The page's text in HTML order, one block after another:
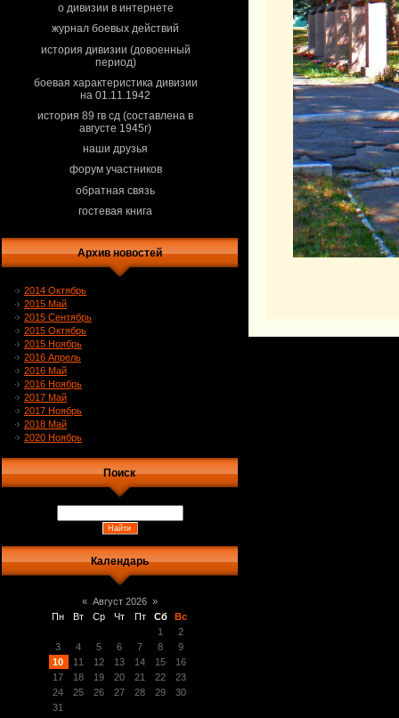
о дивизии в интернете
журнал боевых действий
история дивизии (довоенный
период)
боевая характеристика дивизии
на 01.11.1942
история 89 гв сд (составлена в
августе 1945г)
наши друзья
форум участников
обратная связь
гостевая книга
Архив новостей
2014 Октябрь
2015 Май
2015 Сентябрь
2015 Октябрь
2015 Ноябрь
2016 Апрель
2016 Май
2016 Ноябрь
2017 Май
2017 Ноябрь
2018 Май
2020 Ноябрь
Поиск
Календарь
« Август 2026 »
Пн
Вт Ср Чт Пт Сб
Вс
1
2
3
4 5 6 7 8
9
10
11 12 13 14 15
16
17
18 19 20 21 22
23
24
25 26 27 28 29
30
31